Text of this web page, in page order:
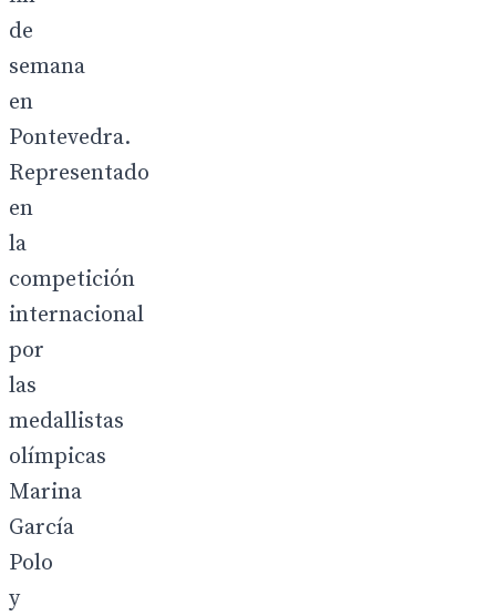
de
semana
en
Pontevedra.
Representado
en
la
competición
internacional
por
las
medallistas
olímpicas
Marina
García
Polo
y